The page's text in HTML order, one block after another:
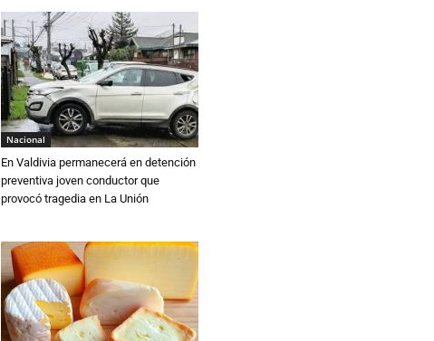
Nacional
En Valdivia permanecerá en detención
preventiva joven conductor que
provocó tragedia en La Unión